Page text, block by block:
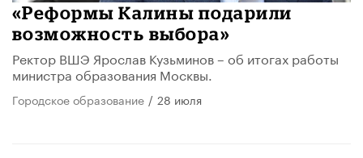
«Реформы Калины подарили
возможность выбора»
Ректор ВШЭ Ярослав Кузьминов – об итогах работы
министра образования Москвы.
Городское образование / 28 июля